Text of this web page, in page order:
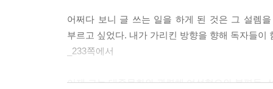
그 역시 여성주의를 만나면서 자신의 삶에 대해,
뿌옇게 보였는데, 이제야 맞는 안경을 쓴 기분이
어쩌다 보니 글 쓰는 일을 하게 된 것은 그 설렘
부르고 싶었다. 내가 가리킨 방향을 향해 독자들
_233쪽에서
이제 그는 대중문화와 관련해 여성혐오와 불평등,